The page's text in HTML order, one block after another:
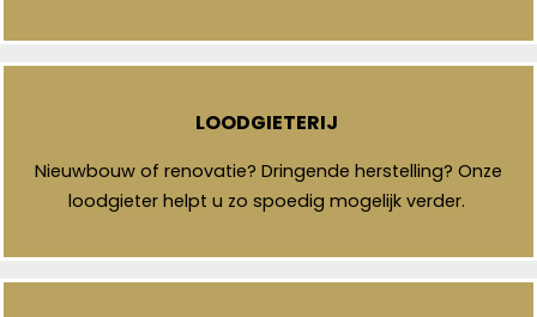
LOODGIETERIJ
Nieuwbouw of renovatie? Dringende herstelling? Onze
loodgieter helpt u zo spoedig mogelijk verder.